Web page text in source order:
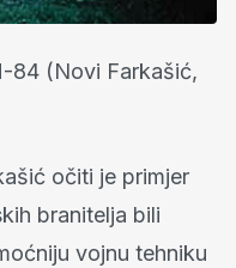
84 (Novi Farkašić,
očiti je primjer
branitelja bili
vojnu tehniku